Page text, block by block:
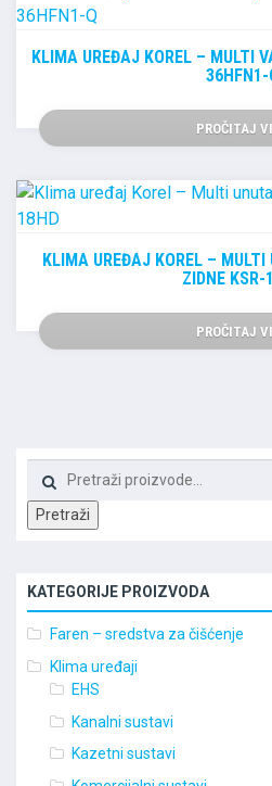
KLIMA UREĐAJ KOREL – MULTI
36HFN1-
PROČITAJ
KLIMA UREĐAJ KOREL –
ZIDNE KSR-
PROČITAJ
Pretraži
KATEGORIJE PROIZVODA
Faren – sredstva za čišćenje
Klima uređaji
EHS
Kanalni sustavi
Kazetni sustavi